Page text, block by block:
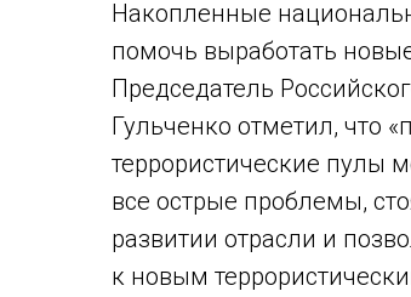
Накопленные
помочь выработать
Председатель
Гульченко отметил, что
террористические пулы
все острые проблемы,
развитии отрасли и
к новым